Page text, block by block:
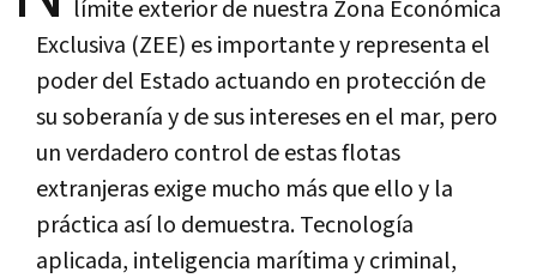
límite exterior de nuestra Zona Económica
Exclusiva (ZEE) es importante y representa el
poder del Estado actuando en protección de
su soberanía y de sus intereses en el mar, pero
un verdadero control de estas flotas
extranjeras exige mucho más que ello y la
práctica así lo demuestra. Tecnología
aplicada, inteligencia marítima y criminal,